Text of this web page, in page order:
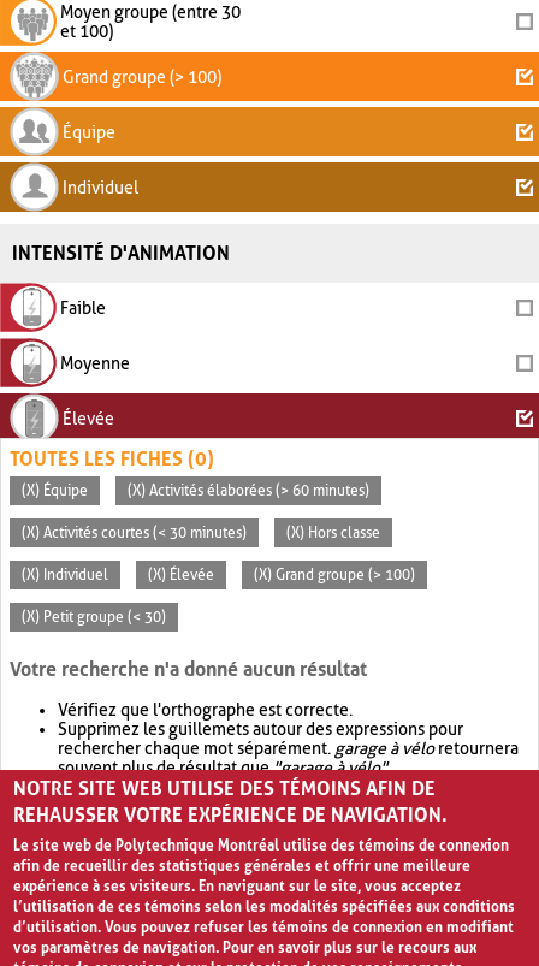
Moyen groupe (entre 30
et 100)
Grand groupe (> 100)
Équipe
Individuel
INTENSITÉ D'ANIMATION
Faible
Moyenne
Élevée
TOUTES LES FICHES (0)
(X) Équipe (X) Activités élaborées (> 60 minutes)
(X) Activités courtes (< 30 minutes) (X) Hors classe
(X) Individuel (X) Élevée (X) Grand groupe (> 100)
(X) Petit groupe (< 30)
Votre recherche n'a donné aucun résultat
Vérifiez que l'orthographe est correcte.
Supprimez les guillemets autour des expressions pour
rechercher chaque mot séparément. garage à véloretournera
souvent plus de résultat que"garage à vélo".
Envisagez d'élargir votre recherche avec OR.garage OR vélo
retournera souvent plus de résultat quegarage à vélo
NOTRE SITE WEB UTILISE DES TÉMOINS AFIN DE
REHAUSSER VOTRE EXPÉRIENCE DE NAVIGATION.
Le site web de Polytechnique Montréal utilise des témoins de connexion
afin de recueillir des statistiques générales et offrir une meilleure
expérience à ses visiteurs. En naviguant sur le site, vous acceptez
l’utilisation de ces témoins selon les modalités spécifiées aux conditions
d’utilisation. Vous pouvez refuser les témoins de connexion en modifiant
vos paramètres de navigation. Pour en savoir plus sur le recours aux